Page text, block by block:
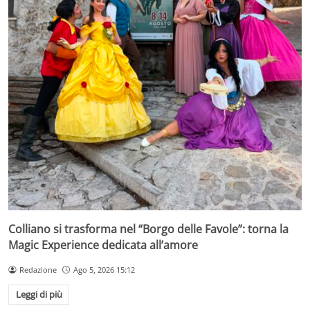
Colliano si trasforma nel “Borgo delle Favole”: torna la
Magic Experience dedicata all’amore
Redazione Ago 5, 2026 15:12
Leggi di più